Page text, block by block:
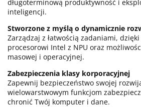
długoterminową produktywność i
inteligencji.
Stworzone z myślą o dynamicznie
Zarządzaj z łatwością zadaniami,
procesorowi Intel z NPU oraz
masowej i operacyjnej.
Zabezpieczenia klasy korporacyjnej
Zapewnij bezpieczeństwo swojej
wielowarstwowym funkcjom
chronić Twój komputer i dane.